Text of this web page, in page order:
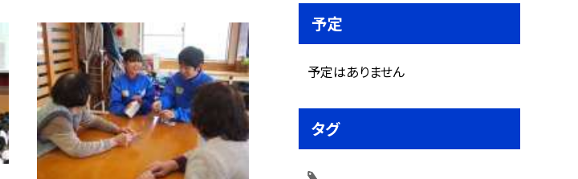
予定
予定はありません
タグ